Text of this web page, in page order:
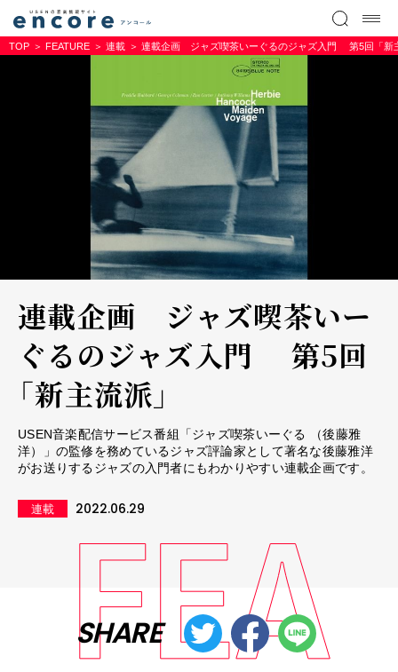
TOP FEATURE 連載 連載企画 ジャズ喫茶いーぐるのジャズ入門 第5回「新
連載企画 ジャズ喫茶いー
ぐるのジャズ入門 第5回
「新主流派」
USEN音楽配信サービス番組「ジャズ喫茶いーぐる （後藤雅
洋）」の監修を務めているジャズ評論家として著名な後藤雅洋
がお送りするジャズの入門者にもわかりやすい連載企画です。
連載 2022.06.29
SHARE